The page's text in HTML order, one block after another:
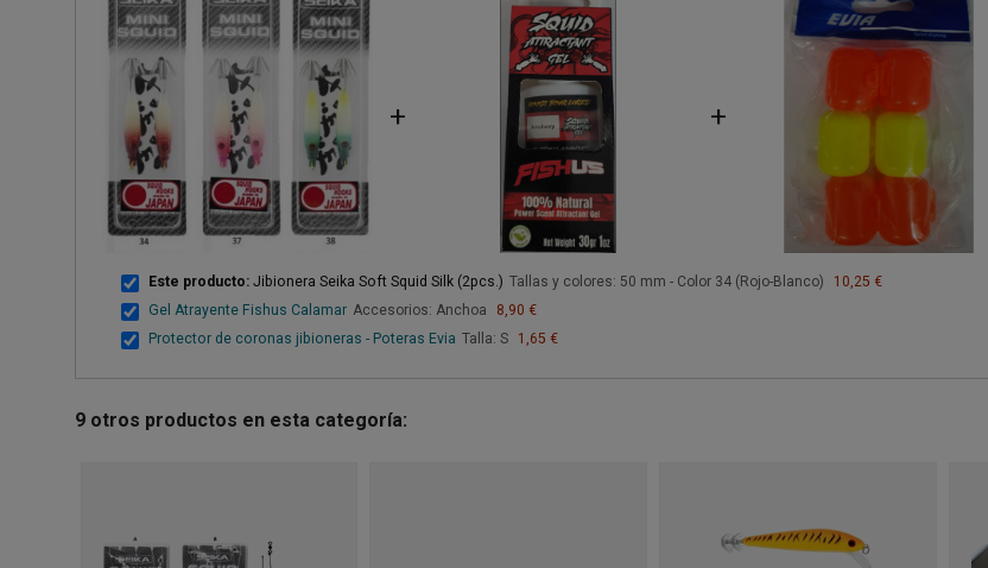
+ +
Este producto: Jibionera Seika Soft Squid Silk (2pcs.) Tallas y colores: 50 mm - Color 34 (Rojo-Blanco)
10,25 €
Gel Atrayente Fishus Calamar Accesorios: Anchoa
8,90 €
Protector de coronas jibioneras - Poteras Evia Talla: S 1,65 €
9 otros productos en esta categoría: